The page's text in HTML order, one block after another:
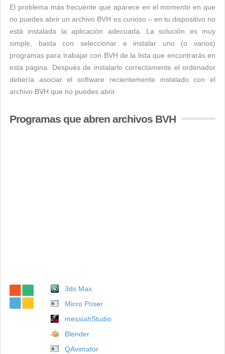
El problema más frecuente que aparece en el momento en que
no puedes abrir un archivo BVH es curioso – en tu dispositivo no
está instalada la aplicación adecuada. La solución es muy
simple, basta con seleccionar e instalar uno (o varios)
programas para trabajar con BVH de la lista que encontrarás en
esta página. Después de instalarlo correctamente el ordenador
debería asociar el software recientemente instalado con el
archivo BVH que no puedes abrir.
Programas que abren archivos BVH
3ds Max
Micro Poser
messiahStudio
Blender
QAvimator